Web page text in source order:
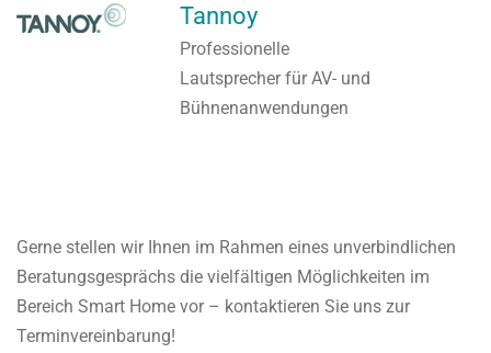
Tannoy
Professionelle
Lautsprecher für AV- und
Bühnenanwendungen
Gerne stellen wir Ihnen im Rahmen eines unverbindlichen
Beratungsgesprächs die vielfältigen Möglichkeiten im
Bereich Smart Home vor – kontaktieren Sie uns zur
Terminvereinbarung!